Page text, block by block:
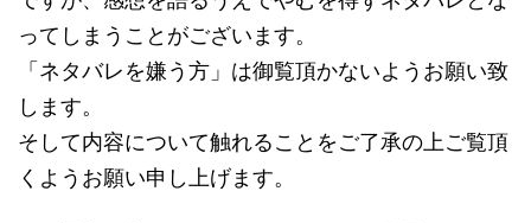
ってしまうことがございます。
「ネタバレを嫌う方」は御覧頂かないようお願い致
します。
そして内容について触れることをご了承の上ご覧頂
くようお願い申し上げます。